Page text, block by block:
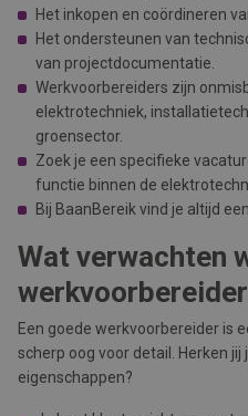
Het inkopen en coördineren
Het ondersteunen van
van projectdocumentatie.
Werkvoorbereiders zijn
elektrotechniek,
groensector.
Zoek je een specifieke
functie binnen de
Bij BaanBereik vind je altijd
Wat verwachten
Een goede werkvoorbereider is
scherp oog voor detail. Herken
eigenschappen?